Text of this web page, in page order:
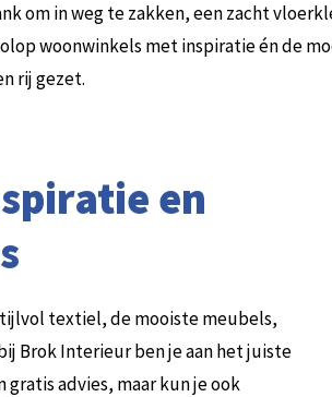
om in weg te zakken, een zacht
woonwinkels met inspiratie én de
rij gezet.
en
textiel, de mooiste meubels,
Brok Interieur ben je aan het juiste
advies, maar kun je ook